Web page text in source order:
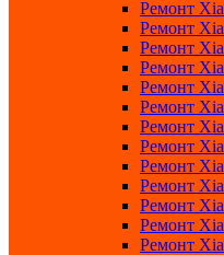
Ремонт
Ремонт
Ремонт
Ремонт
Ремонт
Ремонт
Ремонт
Ремонт
Ремонт
Ремонт
Ремонт
Ремонт
Ремонт